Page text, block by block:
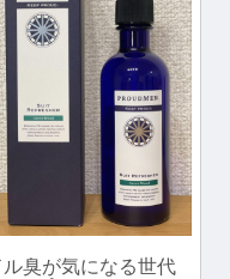
ル臭が気になる世代